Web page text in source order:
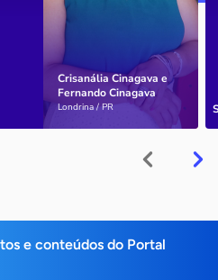
Crisanália Cinagava e
Fernando Cinagava
Londrina / PR
e conteúdos do Portal